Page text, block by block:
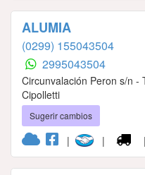
ALUMIA
(0299) 155043504
2995043504
Circunvalación Peron s/n -
Cipolletti
Sugerir cambios
| |